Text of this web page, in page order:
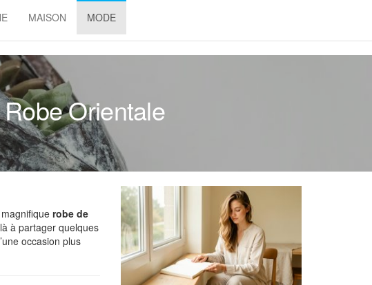
MAISON MODE
Orientale
robe de
à partager quelques
occasion plus